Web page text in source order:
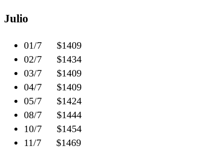
Julio
01/7 $1409
02/7 $1434
03/7 $1409
04/7 $1409
05/7 $1424
08/7 $1444
10/7 $1454
11/7 $1469